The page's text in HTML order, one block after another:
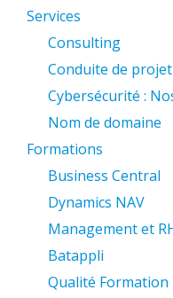
Services
Consulting
Conduite de projet
Cybersécurité :
Nom de domaine
Formations
Business Central
Dynamics NAV
Management et
Batappli
Qualité Formation